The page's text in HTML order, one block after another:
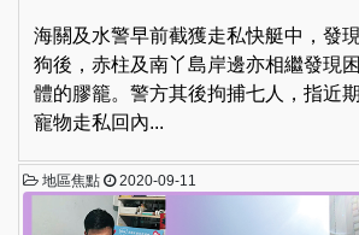
海關及水警早前截獲走私快艇中，發
狗後，赤柱及南丫島岸邊亦相繼發現
體的膠籠。警方其後拘捕七人，指近
寵物走私回內...
地區焦點 2020-09-11